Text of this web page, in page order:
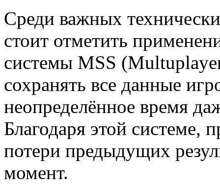
Среди важных
стоит отметить
системы MSS
сохранять все данные
неопределённое время
Благодаря этой системе,
потери предыдущих
момент.